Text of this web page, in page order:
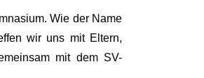
Wie der Name
wir uns mit Eltern,
mit dem SV-